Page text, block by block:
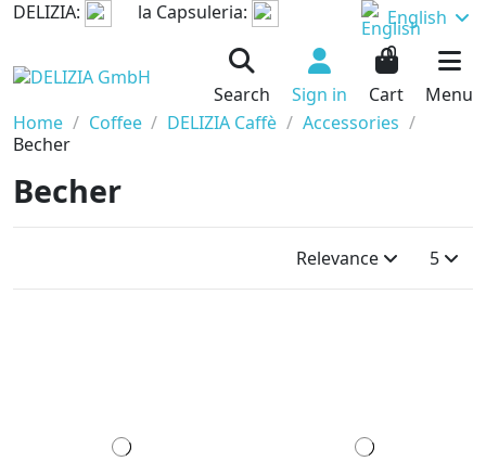
DELIZIA: la Capsuleria: English
Search Sign in
0
Cart
Menu
Home
Coffee DELIZIA Caffè
Accessories
Becher
Becher
Relevance 5